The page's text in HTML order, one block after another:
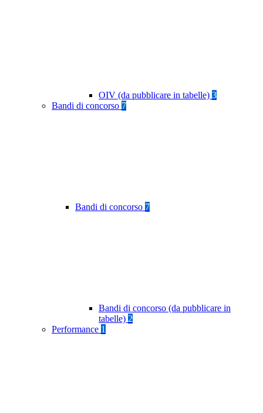
OIV (da pubblicare in tabelle) 3
Bandi di concorso 7
Bandi di concorso 7
Bandi di concorso (da pubblicare in
tabelle) 2
Performance 1